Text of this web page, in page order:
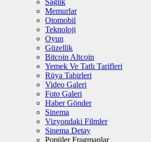
Sağlık
Memurlar
Otomobil
Teknoloji
Oyun
Güzellik
Bitcoin Altcoin
Yemek Ve Tatlı Tarifleri
Rüya Tabirleri
Video Galeri
Foto Galeri
Haber Gönder
Sinema
Vizyondaki Filmler
Sinema Detay
Popüler Fragmanlar